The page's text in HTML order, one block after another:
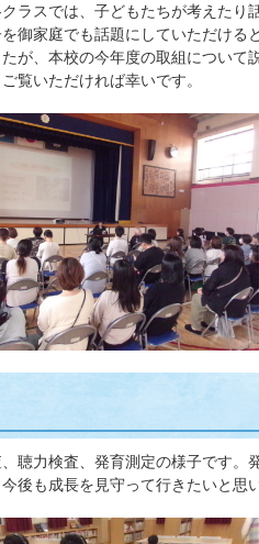
ラスでは、子どもたちが考えたり
御家庭でも話題にしていただける
が、本校の今年度の取組について
覧いただければ幸いです。
聴力検査、発育測定の様子です。
後も成長を見守って行きたいと思